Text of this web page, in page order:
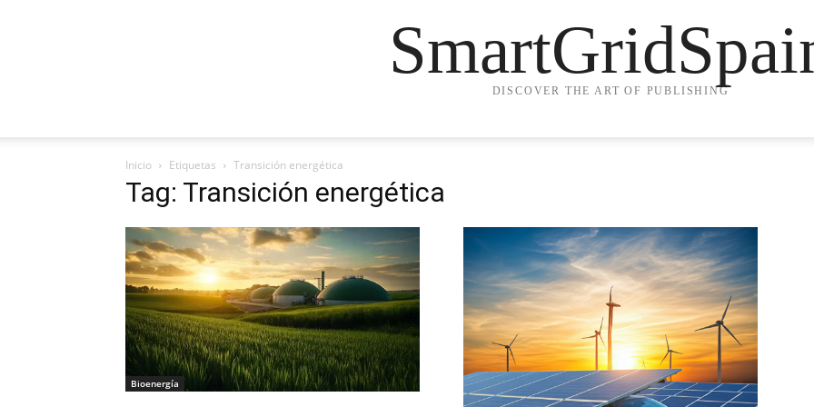
DISCOVER THE ART OF PUBLISHING
Inicio Etiquetas Transición energética
Tag: Transición energética
Bioenergía